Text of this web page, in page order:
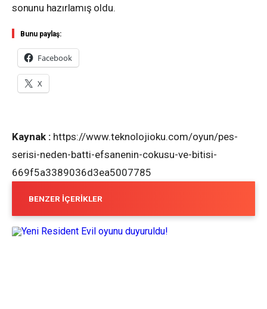
sonunu hazırlamış oldu.
Bunu paylaş:
Facebook
X
Kaynak : https://www.teknolojioku.com/oyun/pes-
serisi-neden-batti-efsanenin-cokusu-ve-bitisi-
669f5a3389036d3ea5007785
BENZER İÇERIKLER